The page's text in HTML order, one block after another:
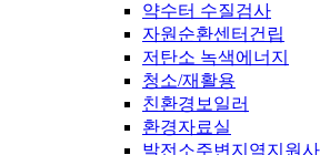
약수터 수질검사
자원순환센터건립
저탄소 녹색에너지
청소/재활용
친환경보일러
환경자료실
발전소주변지역지원